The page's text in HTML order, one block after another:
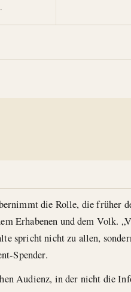
die Rolle, die früher
Erhabenen und dem Volk.
spricht nicht zu allen,
Spender.
Audienz, in der nicht die